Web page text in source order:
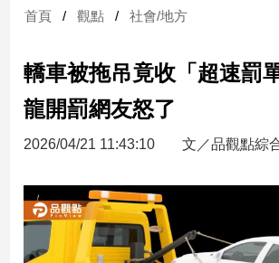
財
台
財
新
產
經/
市
首頁 觀點 社會/地方
轎車被拖吊竟收「超速罰
龍開罰網友怒了
2026/04/21 11:43:10 文／品觀點綜